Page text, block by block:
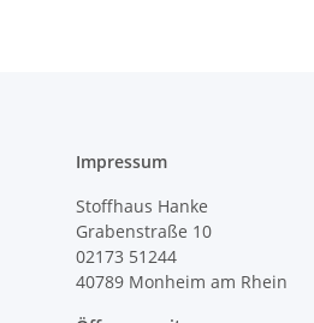
Impressum
Stoffhaus Hanke
Grabenstraße 10
02173 51244
40789 Monheim am Rhein